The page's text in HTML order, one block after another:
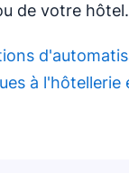
de votre hôtel.
à l'hôtellerie